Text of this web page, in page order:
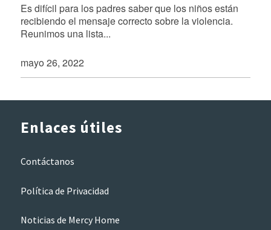
Es difícil para los padres saber que los niños están
recibiendo el mensaje correcto sobre la violencia.
Reunimos una lista...
mayo 26, 2022
Enlaces útiles
Contáctanos
Política de Privacidad
Noticias de Mercy Home